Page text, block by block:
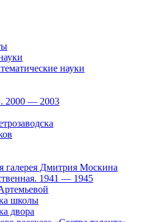
науки
2000 — 2003
галерея Дмитрия Москина
1941 — 1945
школы
двора